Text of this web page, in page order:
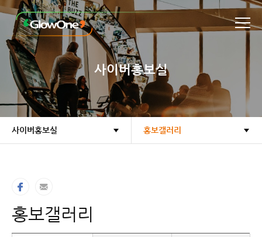
본문바로가기
사이버홍보실
사이버홍보실 홍보갤러리
홍보갤러리